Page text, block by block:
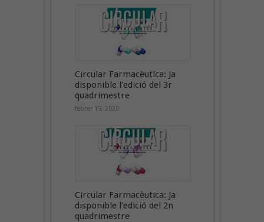
Circular Farmacèutica: Ja
disponible l’edició del 3r
quadrimestre
febrer 19, 2020
Circular Farmacèutica: Ja
disponible l’edició del 2n
quadrimestre